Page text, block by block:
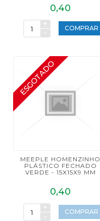
0,40
+
-
COMPRAR
ESGOTADO
MEEPLE HOMENZINHO
PLÁSTICO FECHADO
VERDE - 15X15X9 MM
0,40
+
-
COMPRAR